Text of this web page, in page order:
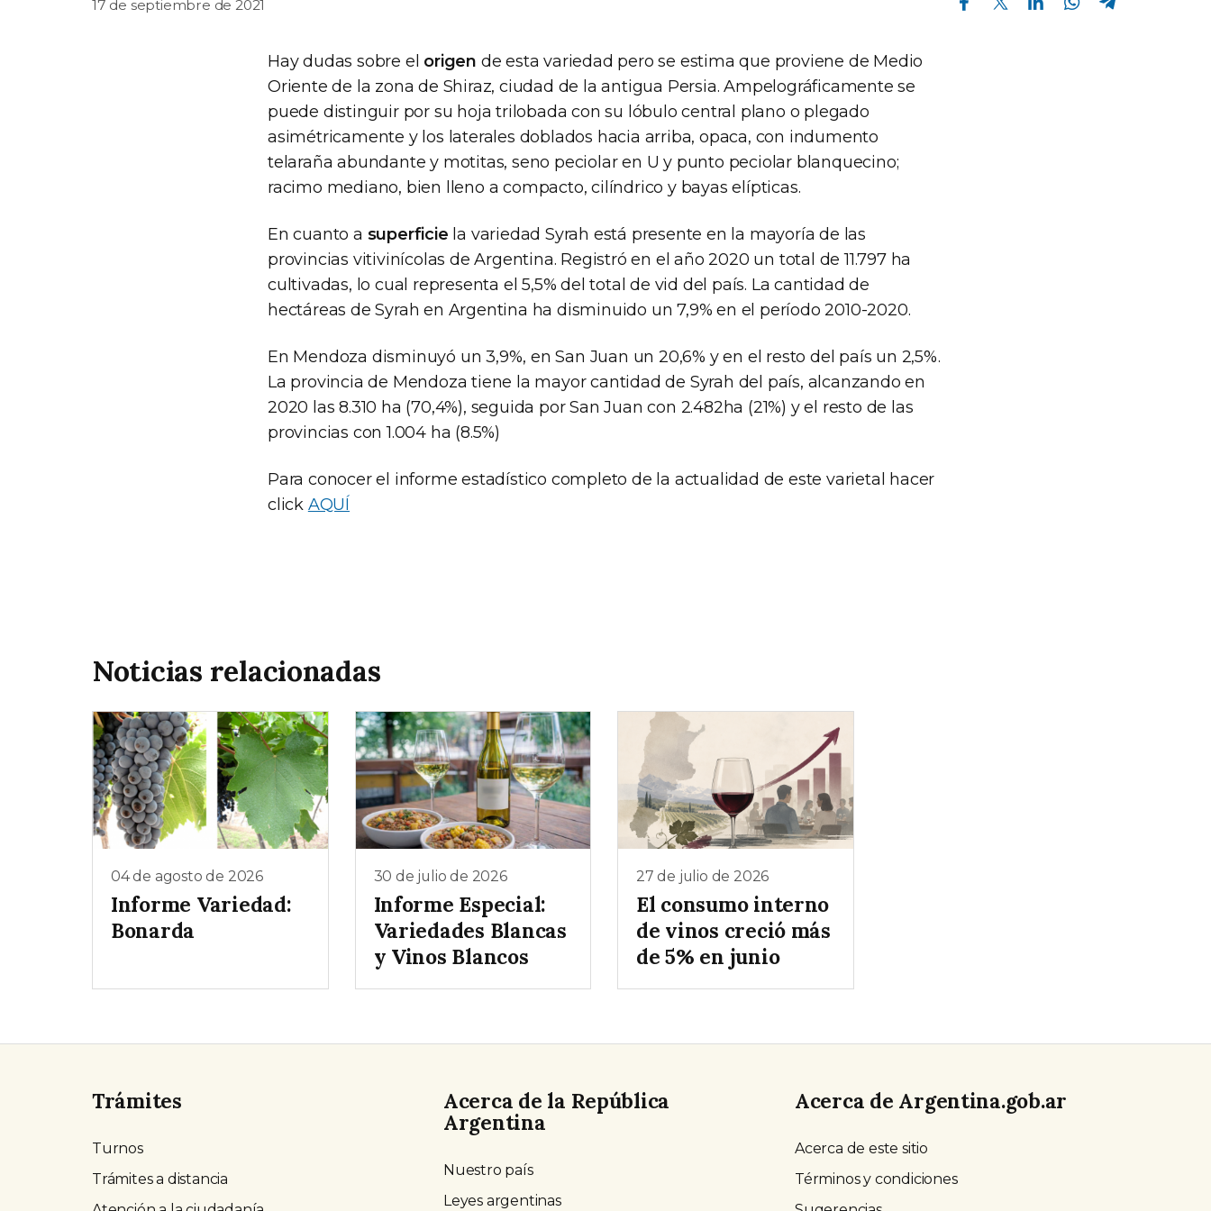
17 de septiembre de 2021
Hay dudas sobre el origen de esta variedad pero se estima que proviene de Medio
Oriente de la zona de Shiraz, ciudad de la antigua Persia. Ampelográficamente se
puede distinguir por su hoja trilobada con su lóbulo central plano o plegado
asimétricamente y los laterales doblados hacia arriba, opaca, con indumento
telaraña abundante y motitas, seno peciolar en U y punto peciolar blanquecino;
racimo mediano, bien lleno a compacto, cilíndrico y bayas elípticas.
En cuanto a superficie la variedad Syrah está presente en la mayoría de las
provincias vitivinícolas de Argentina. Registró en el año 2020 un total de 11.797 ha
cultivadas, lo cual representa el 5,5% del total de vid del país. La cantidad de
hectáreas de Syrah en Argentina ha disminuido un 7,9% en el período 2010-2020.
En Mendoza disminuyó un 3,9%, en San Juan un 20,6% y en el resto del país un 2,5%.
La provincia de Mendoza tiene la mayor cantidad de Syrah del país, alcanzando en
2020 las 8.310 ha (70,4%), seguida por San Juan con 2.482ha (21%) y el resto de las
provincias con 1.004 ha (8.5%)
Para conocer el informe estadístico completo de la actualidad de este varietal hacer
click AQUÍ
Noticias relacionadas
04 de agosto de 2026
Informe Variedad:
Bonarda
30 de julio de 2026
Informe Especial:
Variedades Blancas
y Vinos Blancos
27 de julio de 2026
El consumo interno
de vinos creció más
de 5% en junio
Trámites
Turnos
Trámites a distancia
Acerca de la República
Argentina
Nuestro país
Leyes argentinas
Acerca de Argentina.gob.ar
Acerca de este sitio
Términos y condiciones